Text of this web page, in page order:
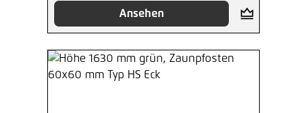
Ansehen